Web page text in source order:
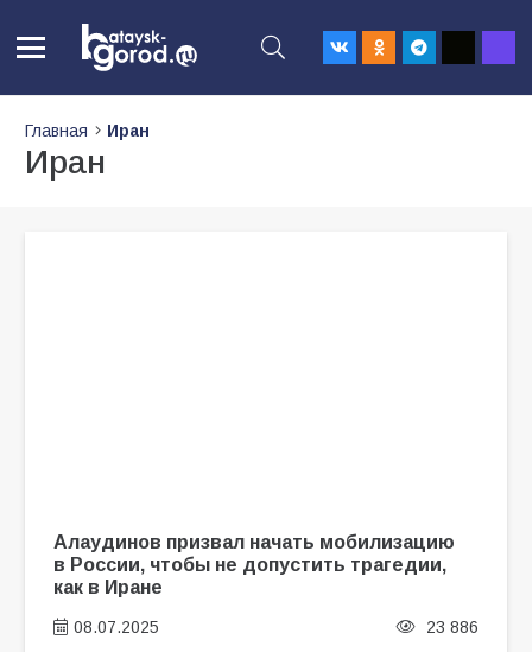
Главная Иран
Иран
Алаудинов призвал начать мобилизацию
в России, чтобы не допустить трагедии,
как в Иране
08.07.2025 23 886